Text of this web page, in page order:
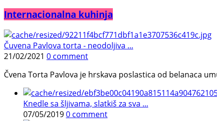
Internacionalna kuhinja
Čuvena Pavlova torta - neodoljiva ...
21/02/2021 0 comment
Čvena Torta Pavlova je hrskava poslastica od belanaca
Knedle sa šljivama, slatkiš za sva ...
07/05/20190 comment